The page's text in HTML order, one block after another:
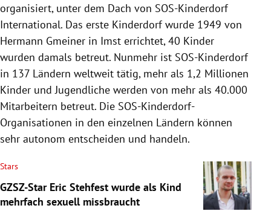
organisiert, unter dem Dach von SOS-Kinderdorf
International. Das erste Kinderdorf wurde 1949 von
Hermann Gmeiner in Imst errichtet, 40 Kinder
wurden damals betreut. Nunmehr ist SOS-Kinderdorf
in 137 Ländern weltweit tätig, mehr als 1,2 Millionen
Kinder und Jugendliche werden von mehr als 40.000
Mitarbeitern betreut. Die SOS-Kinderdorf-
Organisationen in den einzelnen Ländern können
sehr autonom entscheiden und handeln.
Stars
GZSZ-Star Eric Stehfest wurde als Kind
mehrfach sexuell missbraucht